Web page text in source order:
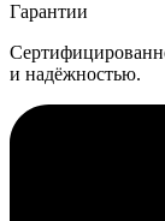
Гарантии
и надёжностью.